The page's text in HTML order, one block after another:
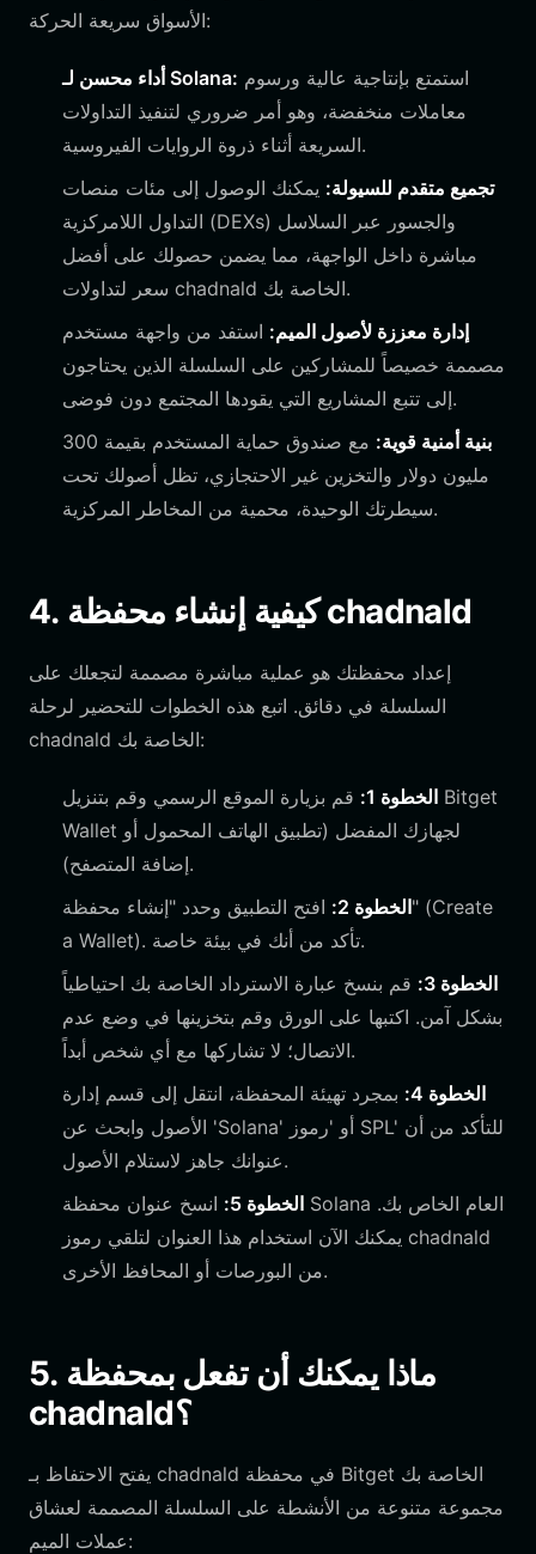
الأسواق سريعة الحركة:
أداء محسن لـ Solana:
معاملات منخفضة، وهو أمر ضروري لتنفيذ التداولات
السريعة أثناء ذروة الروايات الفيروسية.
تجميع متقدم للسيولة: يمكنك الوصول إلى مئات منصات
التداول اللامركزية (DEXs) والجسور عبر السلاسل
مباشرة داخل الواجهة، مما يضمن حصولك على أفضل
سعر لتداولات chadnald الخاصة بك.
إدارة معززة لأصول الميم: استفد من واجهة مستخدم
مصممة خصيصاً للمشاركين على السلسلة الذين يحتاجون
إلى تتبع المشاريع التي يقودها المجتمع دون فوضى.
بنية أمنية قوية:
مع صندوق حماية المستخدم بقيمة 300
مليون دولار والتخزين غير الاحتجازي، تظل أصولك تحت
سيطرتك الوحيدة، محمية من المخاطر المركزية.
4. كيفية إنشاء محفظة chadnald
إعداد محفظتك هو عملية مباشرة مصممة لتجعلك على
السلسلة في دقائق. اتبع هذه الخطوات للتحضير لرحلة
chadnald الخاصة بك:
الخطوة 1:
قم بزيارة الموقع الرسمي وقم بتنزيل Bitget
Wallet لجهازك المفضل (تطبيق الهاتف المحمول أو
إضافة المتصفح).
الخطوة 2:
افتح التطبيق وحدد "إنشاء محفظة" (Create
a Wallet). تأكد من أنك في بيئة خاصة.
الخطوة 3:
قم بنسخ عبارة الاسترداد الخاصة بك احتياطياً
بشكل آمن. اكتبها على الورق وقم بتخزينها في وضع عدم
الاتصال؛ لا تشاركها مع أي شخص أبداً.
الخطوة 4:
بمجرد تهيئة المحفظة، انتقل إلى قسم إدارة
الأصول وابحث عن 'Solana' أو 'رموز SPL' للتأكد من أن
عنوانك جاهز لاستلام الأصول.
الخطوة 5:
انسخ عنوان محفظة Solana العام الخاص بك.
يمكنك الآن استخدام هذا العنوان لتلقي رموز chadnald
من البورصات أو المحافظ الأخرى.
5. ماذا يمكنك أن تفعل بمحفظة
chadnald؟
يفتح الاحتفاظ بـ chadnald في محفظة Bitget الخاصة بك
مجموعة متنوعة من الأنشطة على السلسلة المصممة لعشاق
عملات الميم: